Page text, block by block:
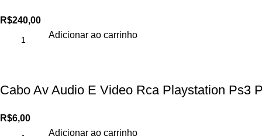
R$240,00
Adicionar ao carrinho
Cabo Av Audio E Video Rca Playstation Ps3
R$6,00
Adicionar ao carrinho